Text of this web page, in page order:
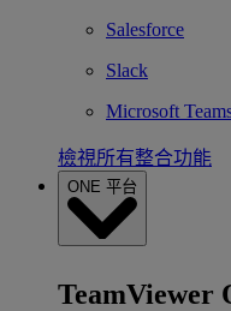
Salesforce
Slack
Microsoft
檢視所有整合功能
ONE 平台
TeamViewer